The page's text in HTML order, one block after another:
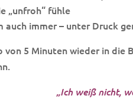
„unfroh“ fühle
auch immer – unter Druck
5 Minuten wieder in die
„Ich weiß nicht,